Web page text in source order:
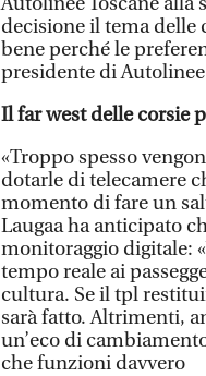
decisione il tema delle
bene perché le
presidente di
Il far west delle corsie
«Troppo spesso
dotarle di telecamere
momento di fare un
Laugaa ha anticipato
monitoraggio digitale:
tempo reale ai
cultura. Se il tpl
sarà fatto. Altrimenti,
un’eco di
che funzioni davvero